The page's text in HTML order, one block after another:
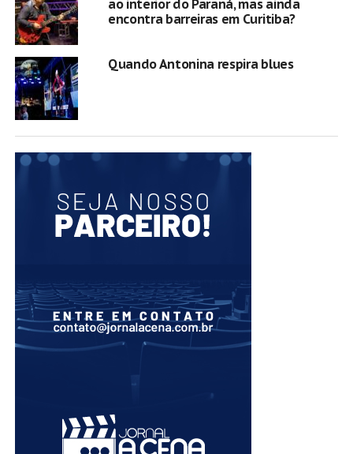
ao interior do Paraná, mas ainda
encontra barreiras em Curitiba?
Quando Antonina respira blues